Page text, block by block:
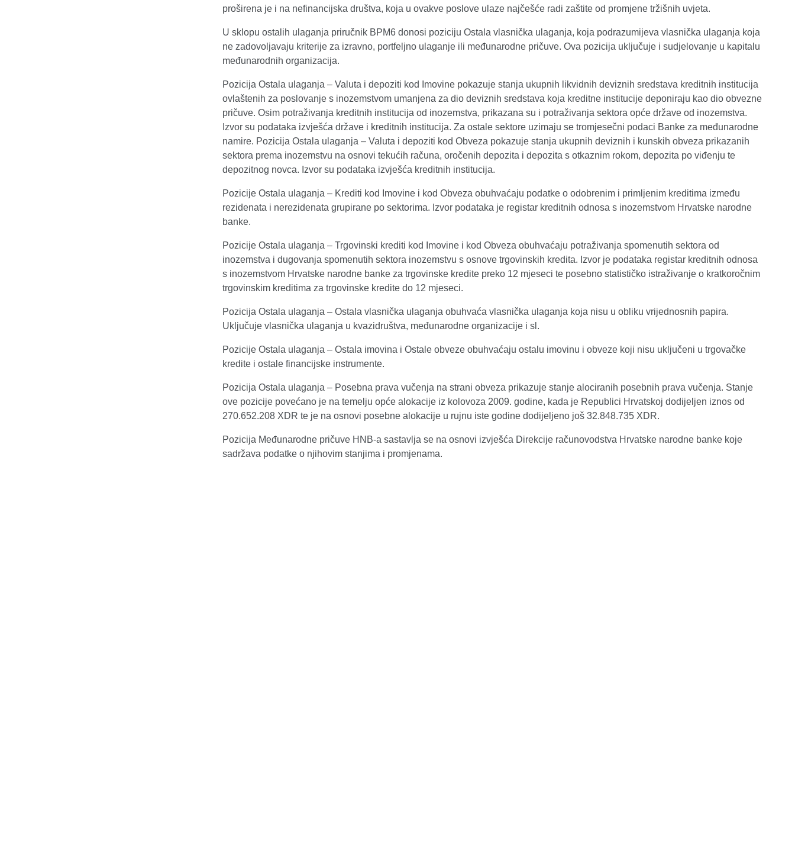
proširena je i na nefinancijska društva, koja u ovakve poslove ulaze najčešće radi zaštite od promjene tržišnih uvjeta.
U sklopu ostalih ulaganja priručnik BPM6 donosi poziciju Ostala vlasnička ulaganja, koja podrazumijeva vlasnička ulaganja koja
ne zadovoljavaju kriterije za izravno, portfeljno ulaganje ili međunarodne pričuve. Ova pozicija uključuje i sudjelovanje u kapitalu
međunarodnih organizacija.
Pozicija Ostala ulaganja – Valuta i depoziti kod Imovine pokazuje stanja ukupnih likvidnih deviznih sredstava kreditnih institucija
ovlaštenih za poslovanje s inozemstvom umanjena za dio deviznih sredstava koja kreditne institucije deponiraju kao dio obvezne
pričuve. Osim potraživanja kreditnih institucija od inozemstva, prikazana su i potraživanja sektora opće države od inozemstva.
Izvor su podataka izvješća države i kreditnih institucija. Za ostale sektore uzimaju se tromjesečni podaci Banke za međunarodne
namire. Pozicija Ostala ulaganja – Valuta i depoziti kod Obveza pokazuje stanja ukupnih deviznih i kunskih obveza prikazanih
sektora prema inozemstvu na osnovi tekućih računa, oročenih depozita i depozita s otkaznim rokom, depozita po viđenju te
depozitnog novca. Izvor su podataka izvješća kreditnih institucija.
Pozicije Ostala ulaganja – Krediti kod Imovine i kod Obveza obuhvaćaju podatke o odobrenim i primljenim kreditima između
rezidenata i nerezidenata grupirane po sektorima. Izvor podataka je registar kreditnih odnosa s inozemstvom Hrvatske narodne
banke.
Pozicije Ostala ulaganja – Trgovinski krediti kod Imovine i kod Obveza obuhvaćaju potraživanja spomenutih sektora od
inozemstva i dugovanja spomenutih sektora inozemstvu s osnove trgovinskih kredita. Izvor je podataka registar kreditnih odnosa
s inozemstvom Hrvatske narodne banke za trgovinske kredite preko 12 mjeseci te posebno statističko istraživanje o kratkoročnim
trgovinskim kreditima za trgovinske kredite do 12 mjeseci.
Pozicija Ostala ulaganja – Ostala vlasnička ulaganja obuhvaća vlasnička ulaganja koja nisu u obliku vrijednosnih papira.
Uključuje vlasnička ulaganja u kvazidruštva, međunarodne organizacije i sl.
Pozicije Ostala ulaganja – Ostala imovina i Ostale obveze obuhvaćaju ostalu imovinu i obveze koji nisu uključeni u trgovačke
kredite i ostale financijske instrumente.
Pozicija Ostala ulaganja – Posebna prava vučenja na strani obveza prikazuje stanje alociranih posebnih prava vučenja. Stanje
ove pozicije povećano je na temelju opće alokacije iz kolovoza 2009. godine, kada je Republici Hrvatskoj dodijeljen iznos od
270.652.208 XDR te je na osnovi posebne alokacije u rujnu iste godine dodijeljeno još 32.848.735 XDR.
Pozicija Međunarodne pričuve HNB-a sastavlja se na osnovi izvješća Direkcije računovodstva Hrvatske narodne banke koje
sadržava podatke o njihovim stanjima i promjenama.